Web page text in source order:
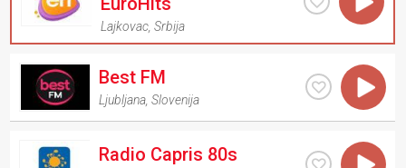
Lajkovac ,Srbija
Best FM
Ljubljana ,Slovenija
Radio Capris 80s